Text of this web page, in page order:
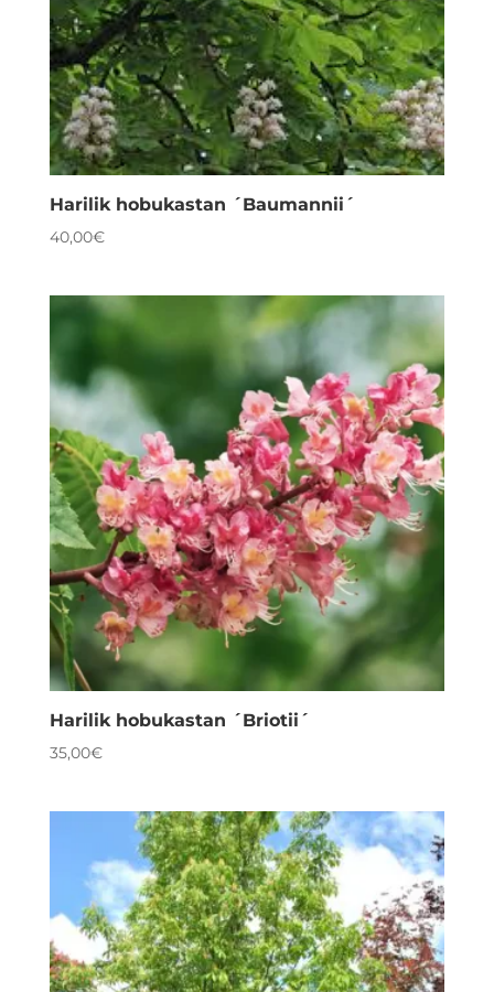
Harilik hobukastan ´Baumannii´
40,00€
Harilik hobukastan ´Briotii´
35,00€